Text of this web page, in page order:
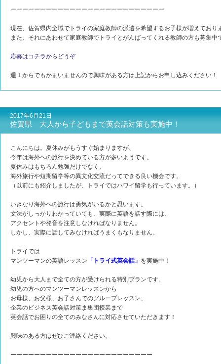
ーーーーーーーーーーーーーーーーーーーーーーーーーー
現在、佐賀県内全域でトライの家庭教師の派遣を希望するお子様が増えており
また、それにあわせて家庭教師でトライとがんばってくれる教師の方も募集中
応募はコチラからどうぞ
週１からでもかまいませんので興味がある方は上記からお申し込みください！
2017年6月21日
佐賀県 大人から子どもまで英会話対策も実施中！
こんにちは。夏休みがもうすぐ始まりますが、
今年は海外への旅行を決めている方が多いようです。
夏休みはもちろん勉強だけでなく、
海外旅行や短期留学等の異文化交流だってできる良い機会です。
（以前にも紹介しましたが、トライではハワイ留学も行っています。）
いきなり海外への旅行は勇気がいるかと思います。
文法がしっかりわかっていても、実際に英語を話す際には、
アクセントや発音を注意しなければなりません。
しかし、実際に話してみなければうまくもなりません。
トライでは
マンツーマンの英語レッスン 「トライ式英会話」 を実施中！
幼児から大人まで全ての方が受けられる特別プランです。
幼児の方へのマンツーマンレッスンから
お母様、お父様、お子さんでのグループレッスン、
企業のビジネス英会話対策ま集団授業まで
英会話でお困りの全てのみなさんに対応させていただきます！
興味のある方はぜひご連絡ください。
ーーーーーーーーーーーーーーーーーーーーーーーー